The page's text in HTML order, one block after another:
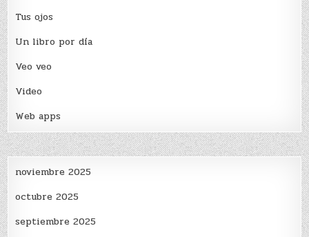
Tus ojos
Un libro por día
Veo veo
Video
Web apps
noviembre 2025
octubre 2025
septiembre 2025